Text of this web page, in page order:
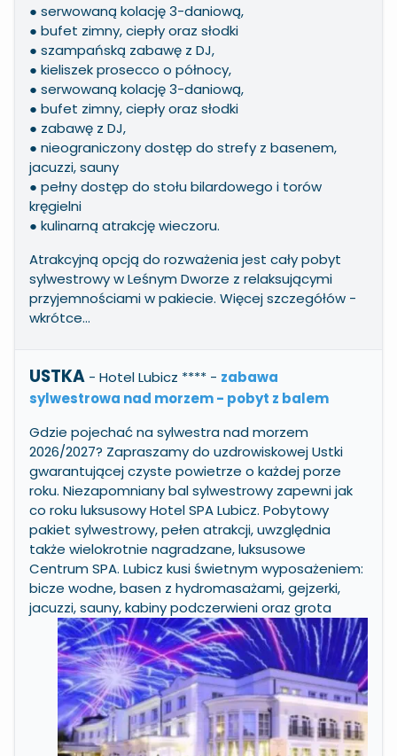
● serwowaną kolację 3-daniową,
● bufet zimny, ciepły oraz słodki
● szampańską zabawę z DJ,
● kieliszek prosecco o północy,
● serwowaną kolację 3-daniową,
● bufet zimny, ciepły oraz słodki
● zabawę z DJ,
● nieograniczony dostęp do strefy z basenem,
jacuzzi, sauny
● pełny dostęp do stołu bilardowego i torów
kręgielni
● kulinarną atrakcję wieczoru.
Atrakcyjną opcją do rozważenia jest cały pobyt
sylwestrowy w Leśnym Dworze z relaksującymi
przyjemnościami w pakiecie. Więcej szczegółów -
wkrótce...
USTKA - Hotel Lubicz **** - zabawa
sylwestrowa nad morzem - pobyt z balem
Gdzie pojechać na sylwestra nad morzem
2026/2027? Zapraszamy do uzdrowiskowej Ustki
gwarantującej czyste powietrze o każdej porze
roku. Niezapomniany bal sylwestrowy zapewni jak
co roku luksusowy Hotel SPA Lubicz. Pobytowy
pakiet sylwestrowy, pełen atrakcji, uwzględnia
także wielokrotnie nagradzane, luksusowe
Centrum SPA. Lubicz kusi świetnym wyposażeniem:
bicze wodne, basen z hydromasażami, gejzerki,
jacuzzi, sauny, kabiny podczerwieni oraz grota